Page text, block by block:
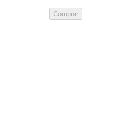
Comprar